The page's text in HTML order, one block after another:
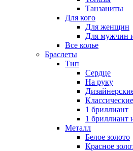
Танзаниты
Для кого
Для женщин
Для мужчин
Все колье
Браслеты
Тип
Сердце
На руку
Классические
1 бриллиант
1 бриллиант
Металл
Белое золото
Красное